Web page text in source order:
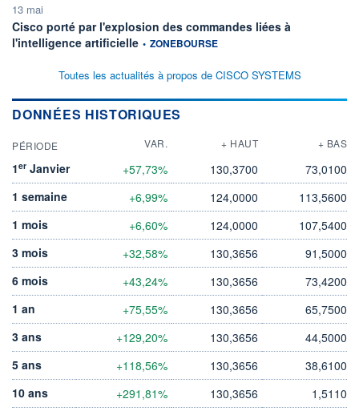
13 mai
Cisco porté par l'explosion des commandes liées à
l'intelligence artificielle information fournie par
• ZONEBOURSE
Toutes les actualités à propos de CISCO SYSTEMS
DONNÉES HISTORIQUES
PÉRIODE VAR. + HAUT + BAS
1er Janvier +57,73% 130,3700
73,0100
1 semaine
+6,99% 124,0000
113,5600
1 mois
+6,60% 124,0000
107,5400
3 mois
+32,58% 130,3656
91,5000
6 mois
+43,24% 130,3656
73,4200
1 an
+75,55% 130,3656
65,7500
3 ans
+129,20% 130,3656
44,5000
5 ans
+118,56% 130,3656
38,6100
10 ans
+291,81% 130,3656
1,5110